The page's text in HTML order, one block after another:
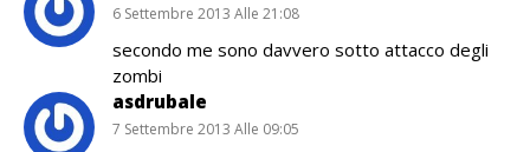
6 Settembre 2013 Alle 21:08
secondo me sono davvero sotto attacco degli
zombi
asdrubale
7 Settembre 2013 Alle 09:05